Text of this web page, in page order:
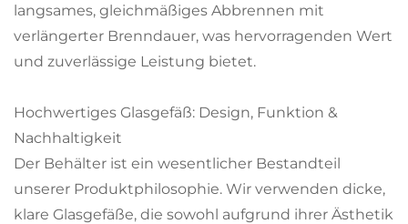
langsames, gleichmäßiges Abbrennen mit
verlängerter Brenndauer, was hervorragenden Wert
und zuverlässige Leistung bietet.
Hochwertiges Glasgefäß: Design, Funktion &
Nachhaltigkeit
Der Behälter ist ein wesentlicher Bestandteil
unserer Produktphilosophie. Wir verwenden dicke,
klare Glasgefäße, die sowohl aufgrund ihrer Ästhetik